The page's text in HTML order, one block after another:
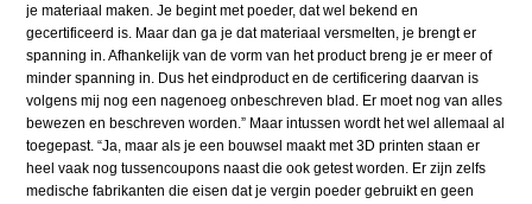
je materiaal maken. Je begint met poeder, dat wel bekend en
gecertificeerd is. Maar dan ga je dat materiaal versmelten, je brengt er
spanning in. Afhankelijk van de vorm van het product breng je er meer of
minder spanning in. Dus het eindproduct en de certificering daarvan is
volgens mij nog een nagenoeg onbeschreven blad. Er moet nog van alles
bewezen en beschreven worden.” Maar intussen wordt het wel allemaal al
toegepast. “Ja, maar als je een bouwsel maakt met 3D printen staan er
heel vaak nog tussencoupons naast die ook getest worden. Er zijn zelfs
medische fabrikanten die eisen dat je vergin poeder gebruikt en geen